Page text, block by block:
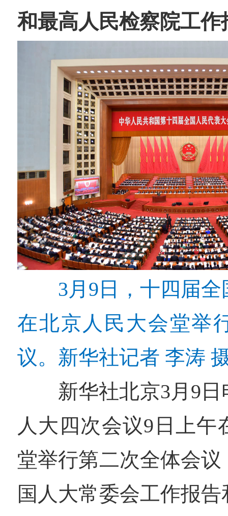
和最高人民检察院工作
3月9日，十四届
在北京人民大会堂举
议。新华社记者 李涛
新华社北京3月9
人大四次会议9日上午
堂举行第二次全体会
国人大常委会工作报